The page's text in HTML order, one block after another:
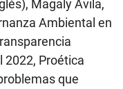
Magaly Ávila,
Ambiental en
2022, Proética
que